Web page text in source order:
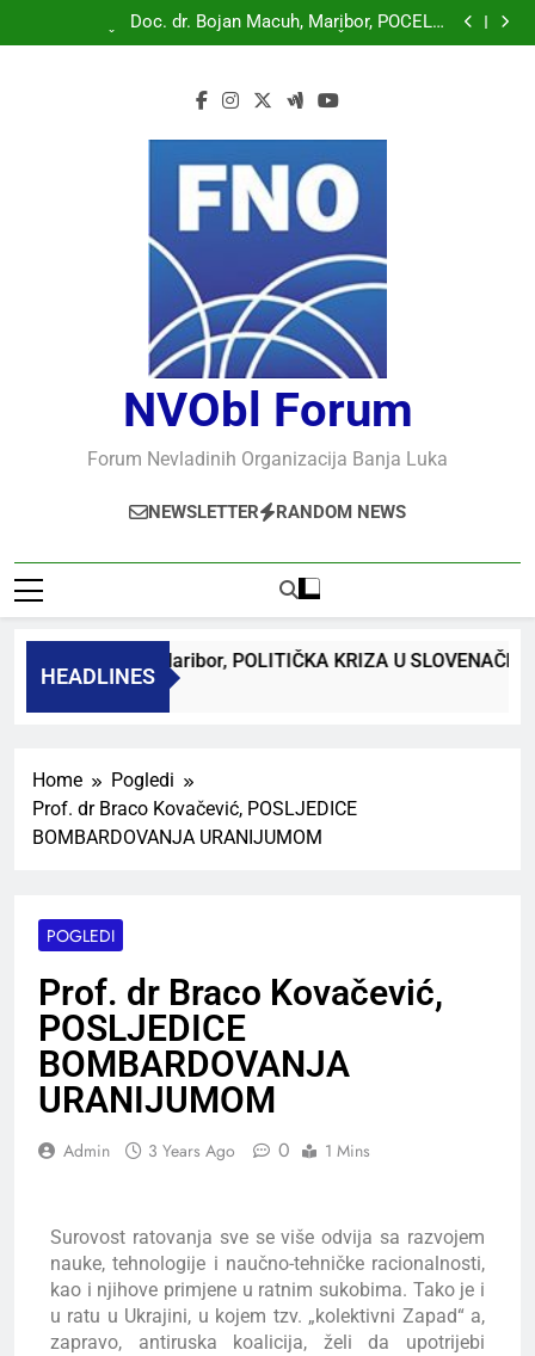
SLOVENAČKOM PARLAMENTU
Doc. dr. Bojan Macuh, Maribor, POČELO
OBILJEŽAVANJE 30 GODINA USPJEŠNOG RADA I
Prof.dr Vaso Bojanić, MOGU LI KOMPJUTERI POSTATI
Doc. dr. Bojan Macuh, Maribor, POLITIČKA KRIZA U
SLOVENAČKOM PARLAMENTU
Doc. dr. Bojan Macuh, Maribor, POČELO
RAZVOJA DEFENDOLOGIJE – POGLED IZ SLOVENIJE
AUTORITARNO LUDILO
NVObl Forum
Forum Nevladinih Organizacija Banja Luka
NEWSLETTER RANDOM NEWS
HEADLINES
Bojan Macuh, Maribor, POLITIČKA KRIZA U
Home
Pogledi
Prof. dr Braco Kovačević, POSLJEDICE
BOMBARDOVANJA URANIJUMOM
POGLEDI
Prof. dr Braco Kovačević,
POSLJEDICE
BOMBARDOVANJA
URANIJUMOM
Admin 3 Years Ago 0 1 Mins
Surovost ratovanja sve se više odvija sa razvojem
nauke, tehnologije i naučno-tehničke racionalnosti,
kao i njihove primjene u ratnim sukobima. Tako je i
u ratu u Ukrajini, u kojem tzv. „kolektivni Zapad“ a,
zapravo, antiruska koalicija, želi da upotrijebi